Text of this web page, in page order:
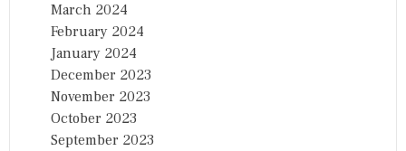
March 2024
February 2024
January 2024
December 2023
November 2023
October 2023
September 2023